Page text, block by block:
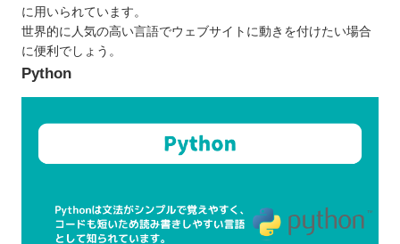
に用いられています。
世界的に人気の高い言語でウェブサイトに動きを付けたい場合
に便利でしょう。
Python